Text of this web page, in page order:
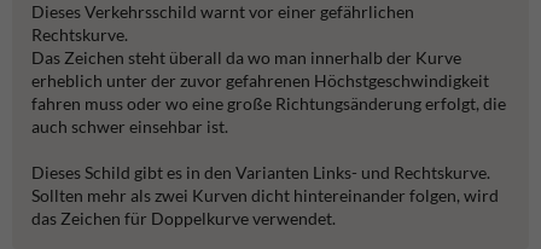
Dieses Verkehrsschild warnt vor einer gefährlichen
Rechtskurve.
Das Zeichen steht überall da wo man innerhalb der Kurve
erheblich unter der zuvor gefahrenen Höchstgeschwindigkeit
fahren muss oder wo eine große Richtungsänderung erfolgt, die
auch schwer einsehbar ist.
Dieses Schild gibt es in den Varianten Links- und Rechtskurve.
Sollten mehr als zwei Kurven dicht hintereinander folgen, wird
das Zeichen für Doppelkurve verwendet.